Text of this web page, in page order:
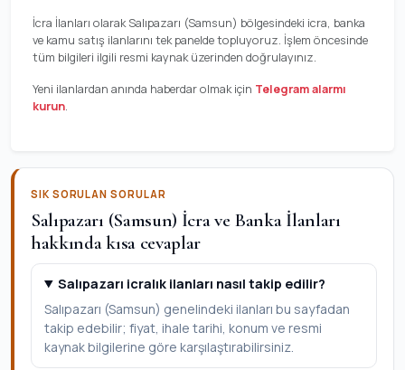
İcra İlanları olarak Salıpazarı (Samsun) bölgesindeki icra, banka
ve kamu satış ilanlarını tek panelde topluyoruz. İşlem öncesinde
tüm bilgileri ilgili resmi kaynak üzerinden doğrulayınız.
Yeni ilanlardan anında haberdar olmak için Telegram alarmı
kurun.
SIK SORULAN SORULAR
Salıpazarı (Samsun) İcra ve Banka İlanları
hakkında kısa cevaplar
Salıpazarı icralık ilanları nasıl takip edilir?
Salıpazarı (Samsun) genelindeki ilanları bu sayfadan
takip edebilir; fiyat, ihale tarihi, konum ve resmi
kaynak bilgilerine göre karşılaştırabilirsiniz.